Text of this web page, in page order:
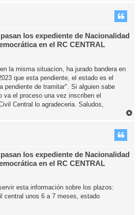
los expediente de Nacionalidad
en el RC CENTRAL
la misma situacion, ha jurado bandera en
que esta pendiente, el estado es el
pendiente de tramitar". Si alguien sabe
va el proceso una vez inscriben el
Central lo agradeceria. Saludos,
los expediente de Nacionalidad
en el RC CENTRAL
esta información sobre los plazos:
central unos 6 a 7 meses, estado